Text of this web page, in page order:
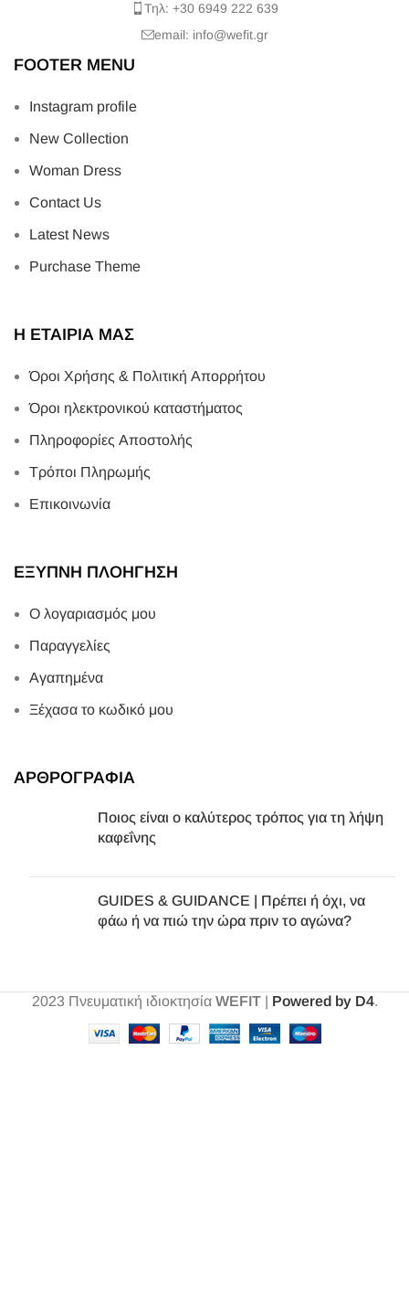
Τηλ: +30 6949 222 639
email: info@wefit.gr
FOOTER MENU
Instagram profile
New Collection
Woman Dress
Contact Us
Latest News
Purchase Theme
Η ΕΤΑΙΡΙΑ ΜΑΣ
Όροι Χρήσης & Πολιτική Απορρήτου
Όροι ηλεκτρονικού καταστήματος
Πληροφορίες Αποστολής
Τρόποι Πληρωμής
Επικοινωνία
ΕΞΥΠΝΗ ΠΛΟΗΓΗΣΗ
Ο λογαριασμός μου
Παραγγελίες
Αγαπημένα
Ξέχασα το κωδικό μου
ΑΡΘΡΟΓΡΑΦΙΑ
Ποιος είναι ο καλύτερος τρόπος για τη λήψη
καφεΐνης
GUIDES & GUIDANCE | Πρέπει ή όχι, να
φάω ή να πιώ την ώρα πριν το αγώνα?
2023 Πνευματική ιδιοκτησία WEFIT| Powered by D4.